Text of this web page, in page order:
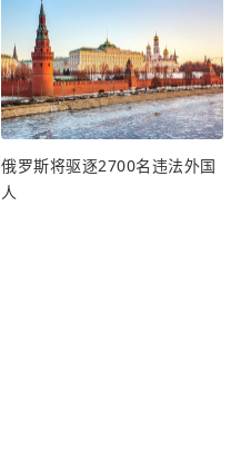
俄罗斯将驱逐2700名违法外国
人